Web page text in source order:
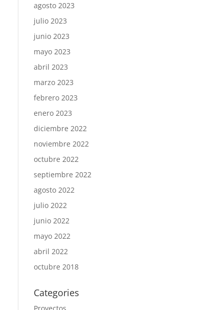
agosto 2023
julio 2023
junio 2023
mayo 2023
abril 2023
marzo 2023
febrero 2023
enero 2023
diciembre 2022
noviembre 2022
octubre 2022
septiembre 2022
agosto 2022
julio 2022
junio 2022
mayo 2022
abril 2022
octubre 2018
Categories